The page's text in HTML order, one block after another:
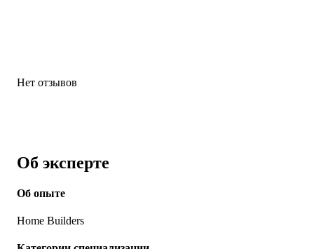
Нет отзывов
Об эксперте
Об опыте
Home Builders